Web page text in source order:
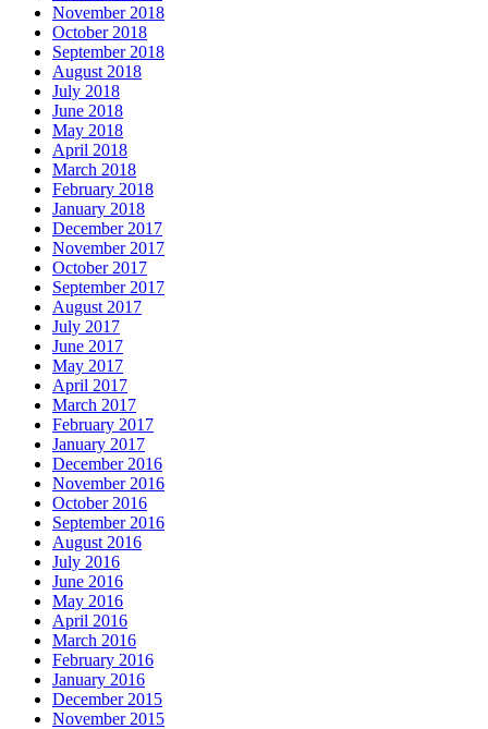
November 2018
October 2018
September 2018
August 2018
July 2018
June 2018
May 2018
April 2018
March 2018
February 2018
January 2018
December 2017
November 2017
October 2017
September 2017
August 2017
July 2017
June 2017
May 2017
April 2017
March 2017
February 2017
January 2017
December 2016
November 2016
October 2016
September 2016
August 2016
July 2016
June 2016
May 2016
April 2016
March 2016
February 2016
January 2016
December 2015
November 2015